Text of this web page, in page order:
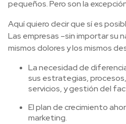
pequeños. Pero son la
Aquí quiero decir que sí es
Las empresas –sin importar su
mismos dolores y los mismos
La necesidad de
sus estrategias,
servicios, y gestión del
El plan de crecimiento
marketing.